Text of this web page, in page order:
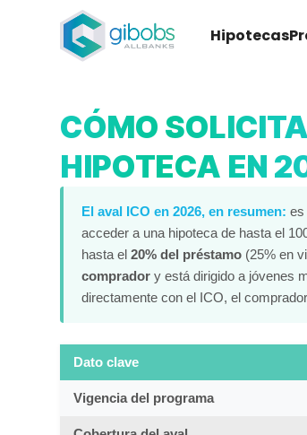
Hipotecas
CÓMO
HIPOTECA EN
El aval ICO en 2026, en resumen: es
acceder a una hipoteca de hasta el
hasta el20% del préstamo (25% en
comprador y está dirigido a jóvenes
directamente con el ICO, el
Dato clave
Vigencia del programa